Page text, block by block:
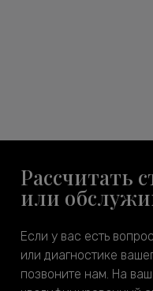
Рассчитать
или
Если у вас есть
или диагностике
позвоните нам. На